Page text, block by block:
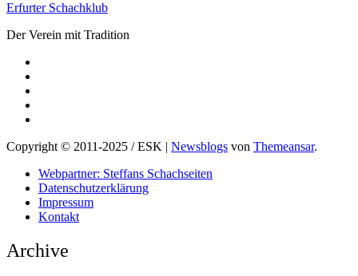
Erfurter Schachklub
Der Verein mit Tradition
Copyright © 2011-2025 / ESK | Newsblogs von Themeansar.
Webpartner: Steffans Schachseiten
Datenschutzerklärung
Impressum
Kontakt
Archive